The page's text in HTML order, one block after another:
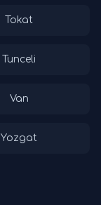
Tokat
Tunceli
Van
Yozgat